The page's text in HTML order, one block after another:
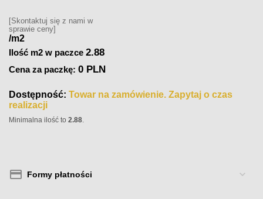
[Skontaktuj się z nami w
sprawie ceny]
/m2
Ilość m2 w paczce 2.88
Cena za paczkę:0 PLN
Dostępność: Towar na zamówienie. Zapytaj o czas
realizacji
Minimalna ilość to2.88.
Formy płatności